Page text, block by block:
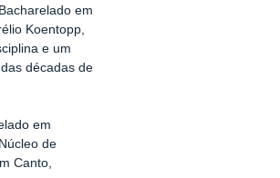
em
Koentopp,
e um
décadas de
em
de
Canto,